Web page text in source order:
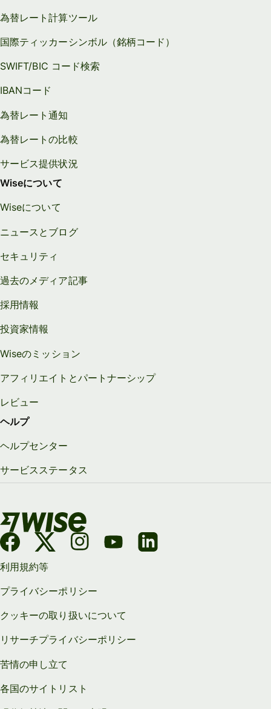
為替レート計算ツール
国際ティッカーシンボル（銘柄コード）
SWIFT/BIC コード検索
IBANコード
為替レート通知
為替レートの比較
サービス提供状況
Wiseについて
Wiseについて
ニュースとブログ
セキュリティ
過去のメディア記事
採用情報
投資家情報
Wiseのミッション
アフィリエイトとパートナーシップ
レビュー
ヘルプ
ヘルプセンター
サービスステータス
利用規約等
プライバシーポリシー
クッキーの取り扱いについて
リサーチプライバシーポリシー
苦情の申し立て
各国のサイトリスト